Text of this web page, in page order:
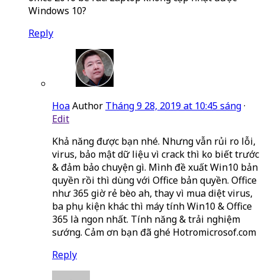
Windows 10?
Reply
HoaAuthor Tháng 9 28, 2019 at 10:45 sáng·
Edit
Khả năng được bạn nhé. Nhưng vẫn rủi ro lỗi,
virus, bảo mật dữ liệu vì crack thì ko biết trước
& đảm bảo chuyện gì. Mình đề xuất Win10 bản
quyền rồi thì dùng với Office bản quyền. Office
như 365 giờ rẻ bèo ah, thay vì mua diệt virus,
ba phụ kiện khác thì máy tính Win10 & Office
365 là ngon nhất. Tính năng & trải nghiệm
sướng. Cảm ơn bạn đã ghé Hotromicrosof.com
Reply